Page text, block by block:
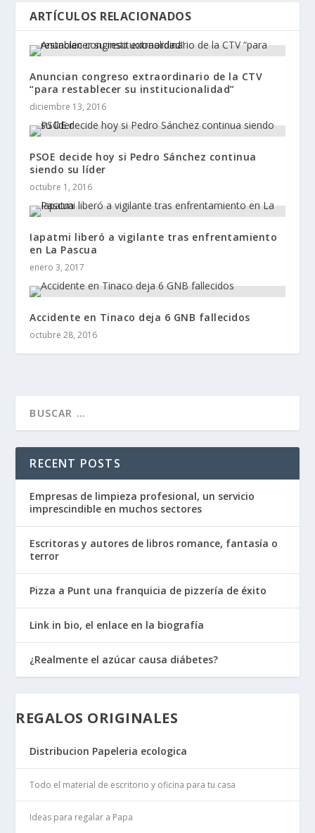
ARTÍCULOS RELACIONADOS
Anuncian congreso extraordinario de la CTV
“para restablecer su institucionalidad”
diciembre 13, 2016
PSOE decide hoy si Pedro Sánchez continua
siendo su líder
octubre 1, 2016
Iapatmi liberó a vigilante tras enfrentamiento
en La Pascua
enero 3, 2017
Accidente en Tinaco deja 6 GNB fallecidos
octubre 28, 2016
RECENT POSTS
Empresas de limpieza profesional, un servicio
imprescindible en muchos sectores
Escritoras y autores de libros romance, fantasía o
terror
Pizza a Punt una franquicia de pizzería de éxito
Link in bio, el enlace en la biografía
¿Realmente el azúcar causa diábetes?
REGALOS ORIGINALES
Distribucion Papeleria ecologica
Todo el material de escritorio y oficina para tu casa
Ideas para regalar a Papa